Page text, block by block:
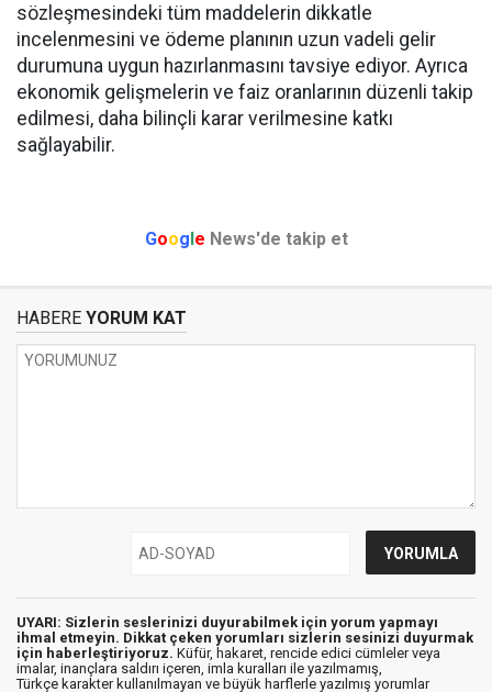
sözleşmesindeki tüm maddelerin dikkatle
incelenmesini ve ödeme planının uzun vadeli gelir
durumuna uygun hazırlanmasını tavsiye ediyor. Ayrıca
ekonomik gelişmelerin ve faiz oranlarının düzenli takip
edilmesi, daha bilinçli karar verilmesine katkı
sağlayabilir.
Goog e News'de takip et
HABERE YORUM KAT
UYARI: Sizlerin seslerinizi duyurabilmek için yorum yapmayı
ihmal etmeyin. Dikkat çeken yorumları sizlerin sesinizi duyurmak
için haberleştiriyoruz. Küfür, hakaret, rencide edici cümleler veya
imalar, inançlara saldırı içeren, imla kuralları ile yazılmamış,
Türkçe karakter kullanılmayan ve büyük harflerle yazılmış yorumlar